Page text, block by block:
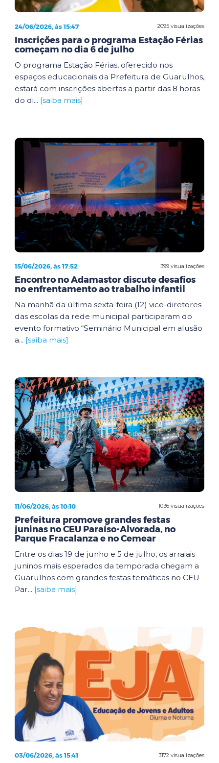
2095 visualizações
24/06/2026, às 15:47
Inscrições para o programa Estação Férias
começam no dia 6 de julho
O programa Estação Férias, oferecido nos
espaços educacionais da Prefeitura de Guarulhos,
estará com inscrições abertas a partir das 8 horas
do di... [saiba mais]
399 visualizações
15/06/2026, às 17:52
Encontro no Adamastor discute desafios
no enfrentamento ao trabalho infantil
Na manhã da última sexta-feira (12) vice-diretores
das escolas da rede municipal participaram do
evento formativo “Seminário Municipal em alusão
a... [saiba mais]
1036 visualizações
11/06/2026, às 10:10
Prefeitura promove grandes festas
juninas no CEU Paraíso-Alvorada, no
Parque Fracalanza e no Cemear
Entre os dias 19 de junho e 5 de julho, os arraiais
juninos mais esperados da temporada chegam a
Guarulhos com grandes festas temáticas no CEU
Par... [saiba mais]
3172 visualizações
03/06/2026, às 15:41